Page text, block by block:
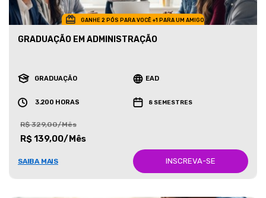
GANHE 2 PÓS PARA VOCÊ +1 PARA UM AMIGO
GRADUAÇÃO EM ADMINISTRAÇÃO
GRADUAÇÃO EAD
3.200 HORAS 8 SEMESTRES
R$ 329,00/Mês
R$ 139,00/Mês
SAIBA MAIS INSCREVA-SE